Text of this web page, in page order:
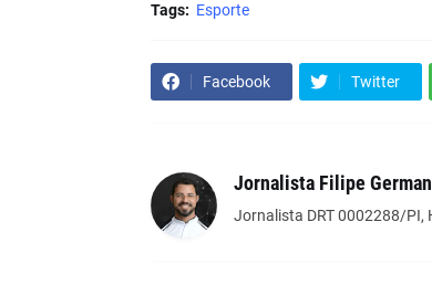
Tags: Esporte
Facebook Twitter
Jornalista Filipe
Jornalista DRT 0002288/PI,